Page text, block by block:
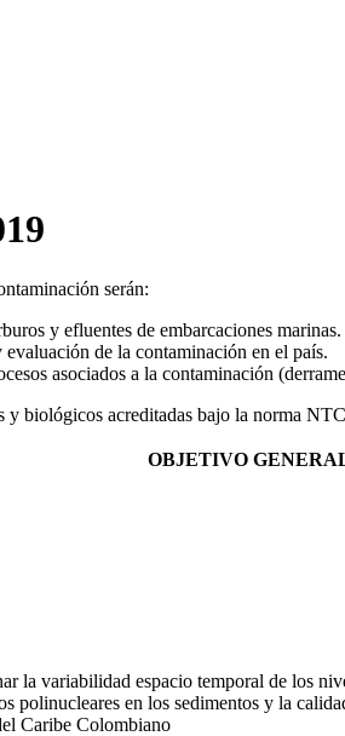
serán:
y efluentes de embarcaciones marinas.
de la contaminación en el país.
asociados a la contaminación
y biológicos acreditadas bajo la norma
OBJETIVO
la variabilidad espacio temporal de los
polinucleares en los sedimentos y la
Caribe Colombiano